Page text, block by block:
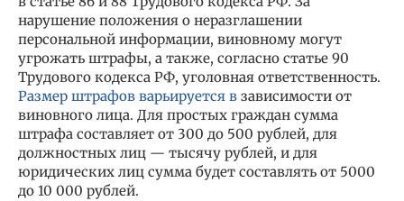
нарушение положения о неразглашении
персональной информации, виновному могут
угрожать штрафы, а также, согласно статье 90
Трудового кодекса РФ, уголовная ответственность.
Размер штрафов варьируется в зависимости от
виновного лица. Для простых граждан сумма
штрафа составляет от 300 до 500 рублей, для
должностных лиц — тысячу рублей, и для
юридических лиц сумма будет составлять от 5000
до 10 000 рублей.